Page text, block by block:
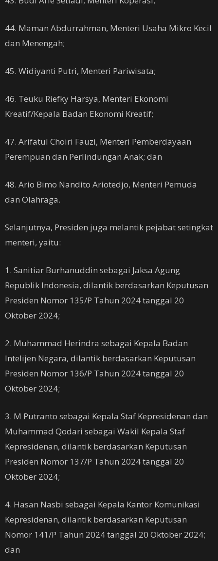
44. Maman Abdurrahman, Menteri Usaha Mikro Kecil
dan Menengah;
45. Widiyanti Putri, Menteri Pariwisata;
46. Teuku Riefky Harsya, Menteri Ekonomi
Kreatif/Kepala Badan Ekonomi Kreatif;
47. Arifatul Choiri Fauzi, Menteri Pemberdayaan
Perempuan dan Perlindungan Anak; dan
48. Ario Bimo Nandito Ariotedjo, Menteri Pemuda
dan Olahraga.
Selanjutnya, Presiden juga melantik pejabat setingkat
menteri, yaitu:
1. Sanitiar Burhanuddin sebagai Jaksa Agung
Republik Indonesia, dilantik berdasarkan Keputusan
Presiden Nomor 135/P Tahun 2024 tanggal 20
Oktober 2024;
2. Muhammad Herindra sebagai Kepala Badan
Intelijen Negara, dilantik berdasarkan Keputusan
Presiden Nomor 136/P Tahun 2024 tanggal 20
Oktober 2024;
3. M Putranto sebagai Kepala Staf Kepresidenan dan
Muhammad Qodari sebagai Wakil Kepala Staf
Kepresidenan, dilantik berdasarkan Keputusan
Presiden Nomor 137/P Tahun 2024 tanggal 20
Oktober 2024;
4. Hasan Nasbi sebagai Kepala Kantor Komunikasi
Kepresidenan, dilantik berdasarkan Keputusan
Nomor 141/P Tahun 2024 tanggal 20 Oktober 2024;
dan